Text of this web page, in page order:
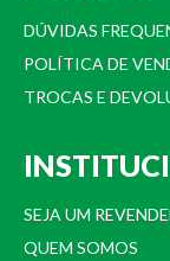
DÚVIDAS
POLÍTICA DE
TROCAS E
SEJA UM
QUEM SOMOS